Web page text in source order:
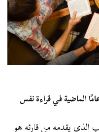
قضى أعضاء نادي الكتاب الـ28 عامًا الماضية في قراءة نفس
يقدمه من قارئه هو